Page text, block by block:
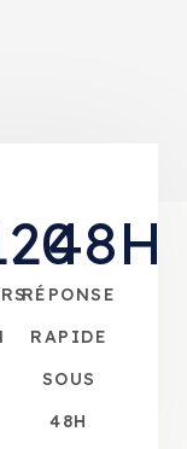
RÉPONSE
RAPIDE
SOUS
48H
48H